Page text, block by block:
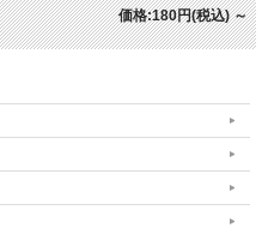
価格:180円(税込)～